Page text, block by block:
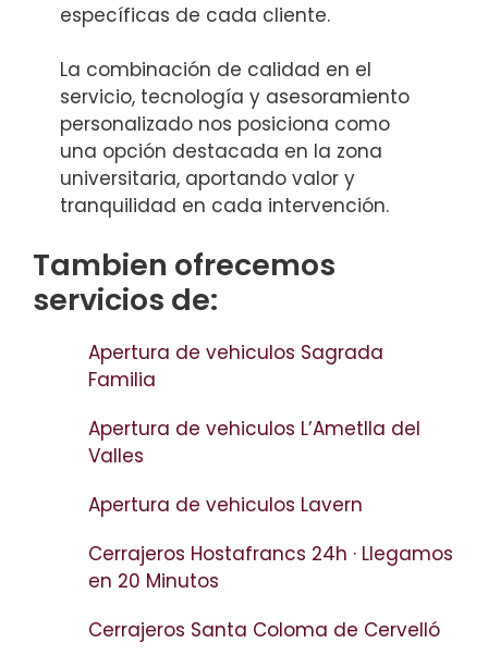
específicas de cada cliente.
La combinación de calidad en el
servicio, tecnología y asesoramiento
personalizado nos posiciona como
una opción destacada en la zona
universitaria, aportando valor y
tranquilidad en cada intervención.
Tambien ofrecemos
servicios de:
Apertura de vehiculos Sagrada
Familia
Apertura de vehiculos L’Ametlla del
Valles
Apertura de vehiculos Lavern
Cerrajeros Hostafrancs 24h · Llegamos
en 20 Minutos
Cerrajeros Santa Coloma de Cervelló